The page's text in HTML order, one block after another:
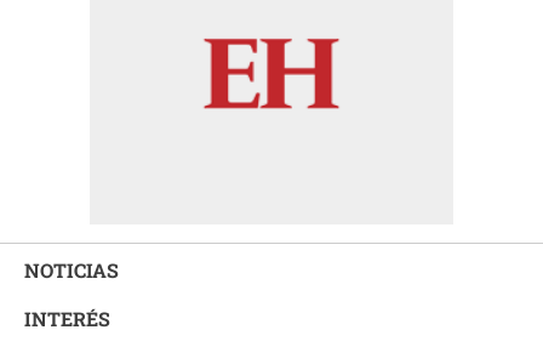
NOTICIAS
INTERÉS